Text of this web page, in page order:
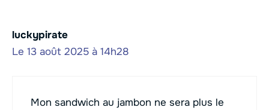
luckypirate
Le 13 août 2025 à 14h28
Mon sandwich au jambon ne sera plus le